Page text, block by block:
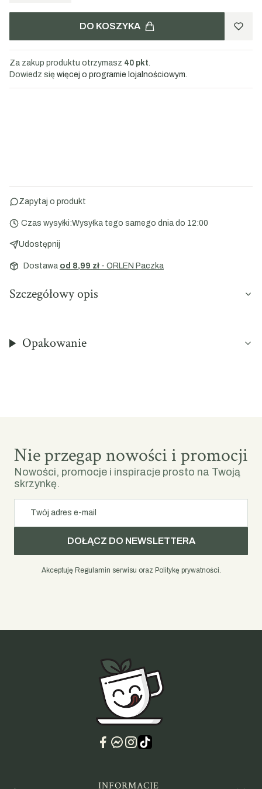
DO KOSZYKA
Za zakup produktu otrzymasz 40 pkt.
Dowiedz się więcej o programie lojalnościowym.
Zapytaj o produkt
Czas wysyłki:Wysyłka tego samego dnia do 12:00
Udostępnij
Dostawa od 8,99 zł - ORLEN Paczka
Szczegółowy opis
Opakowanie
Nie przegap nowości i promocji
Nowości, promocje i inspiracje prosto na Twoją
skrzynkę.
Twój adres e-mail
DOŁĄCZ DO NEWSLETTERA
Akceptuję Regulamin serwisu oraz Politykę prywatności.
INFORMACJE